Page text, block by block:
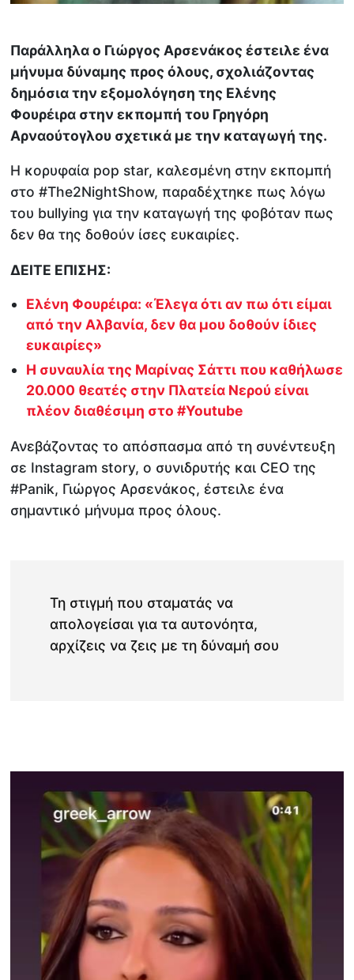
Παράλληλα ο Γιώργος Αρσενάκος έστειλε ένα
μήνυμα δύναμης προς όλους, σχολιάζοντας
δημόσια την εξομολόγηση της Ελένης
Φουρέιρα στην εκπομπή του Γρηγόρη
Αρναούτογλου σχετικά με την καταγωγή της.
Η κορυφαία pop star, καλεσμένη στην εκπομπή
στο #The2NightShow, παραδέχτηκε πως λόγω
του bullying για την καταγωγή της φοβόταν πως
δεν θα της δοθούν ίσες ευκαιρίες.
ΔΕΙΤΕ ΕΠΙΣΗΣ:
Ελένη Φουρέιρα: «Έλεγα ότι αν πω ότι είμαι
από την Αλβανία, δεν θα μου δοθούν ίδιες
ευκαιρίες»
Η συναυλία της Μαρίνας Σάττι που καθήλωσε
20.000 θεατές στην Πλατεία Νερού είναι
πλέον διαθέσιμη στο #Youtube
Ανεβάζοντας το απόσπασμα από τη συνέντευξη
σε Instagram story, ο συνιδρυτής και CEO της
#Panik, Γιώργος Αρσενάκος, έστειλε ένα
σημαντικό μήνυμα προς όλους.
Τη στιγμή που σταματάς να
απολογείσαι για τα αυτονόητα,
αρχίζεις να ζεις με τη δύναμή σου